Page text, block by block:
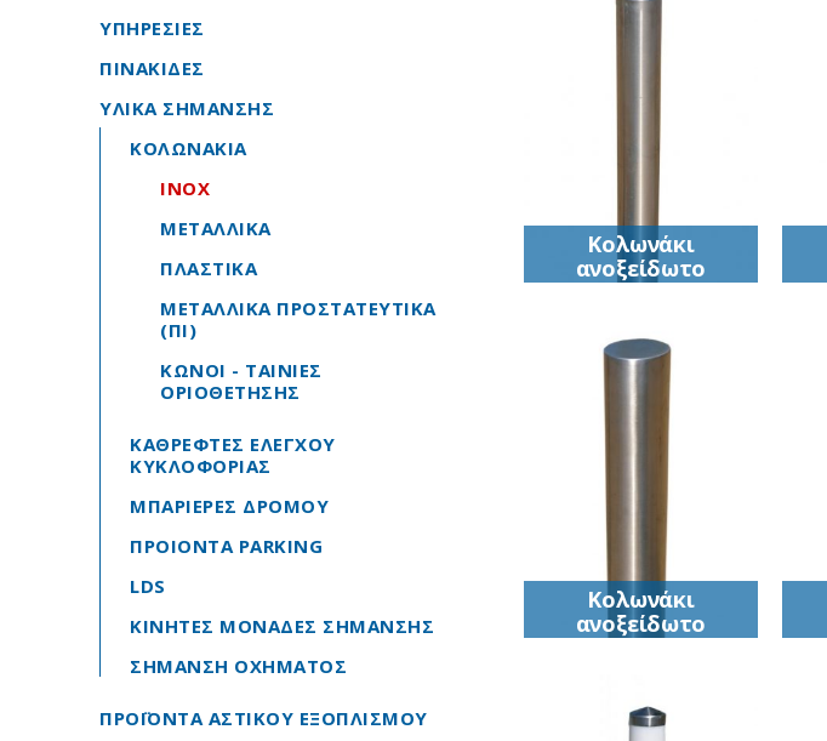
Κολωνάκι
ανοξείδωτο
(ΙΝΟΧ)
ανοξείδωτο (ΙΝΟΧ)
Κολωνάκι
ανοξείδωτο
(ΙΝΟΧ)
ανοξείδωτο (ΙΝΟΧ)
ΥΠΗΡΕΣΙΕΣ
ΠΙΝΑΚΙΔΕΣ
ΥΛΙΚΑ ΣΗΜΑΝΣΗΣ
ΚΟΛΩΝΑΚΙΑ
INOX
ΜΕΤΑΛΛΙΚΑ
ΠΛΑΣΤΙΚΑ
ΜΕΤΑΛΛΙΚΑ ΠΡΟΣΤΑΤΕΥΤΙΚΑ
(ΠΙ)
ΚΩΝΟΙ - ΤΑΙΝΙΕΣ
ΟΡΙΟΘΕΤΗΣΗΣ
ΚΑΘΡΕΦΤΕΣ ΕΛΕΓΧΟΥ
ΚΥΚΛΟΦΟΡΙΑΣ
ΜΠΑΡΙΕΡΕΣ ΔΡΟΜΟΥ
ΠΡΟΙΟΝΤΑ PARKING
LDS
ΚΙΝΗΤΕΣ ΜOΝΑΔΕΣ ΣΗΜΑΝΣΗΣ
ΣΗΜΑΝΣΗ ΟΧΗΜΑΤΟΣ
ΠΡΟΪΟΝΤΑ ΑΣΤΙΚΟΥ ΕΞΟΠΛΙΣΜΟΥ